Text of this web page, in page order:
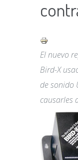
El nuevo
Bird-X
de sonido
causarles